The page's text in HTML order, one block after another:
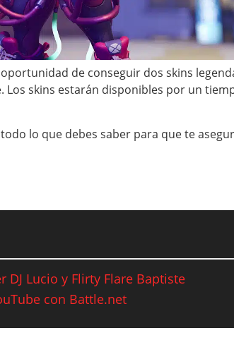
de conseguir dos skins
Los skins estarán disponibles por un
lo que debes saber para que te
DJ Lucio y Flirty Flare Baptiste
con Battle.net